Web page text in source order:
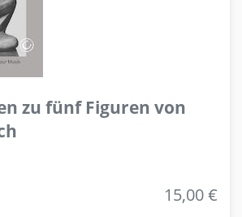
zu fünf Figuren von
15,00 €